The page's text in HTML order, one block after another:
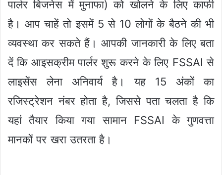
पार्लर बिजनेस में मुनाफा) को खोलने के लिए काफी
है। आप चाहें तो इसमें 5 से 10 लोगों के बैठने की भी
व्यवस्था कर सकते हैं। आपकी जानकारी के लिए बता
दें कि आइसक्रीम पार्लर शुरू करने के लिए FSSAI से
लाइसेंस लेना अनिवार्य है। यह 15 अंकों का
रजिस्ट्रेशन नंबर होता है, जिससे पता चलता है कि
यहां तैयार किया गया सामान FSSAI के गुणवत्ता
मानकों पर खरा उतरता है।